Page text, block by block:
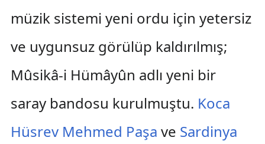
müzik sistemi yeni ordu için yetersiz
ve uygunsuz görülüp kaldırılmış;
Mûsikâ-i Hümâyûn adlı yeni bir
saray bandosu kurulmuştu. Koca
Hüsrev Mehmed Paşa ve Sardinya